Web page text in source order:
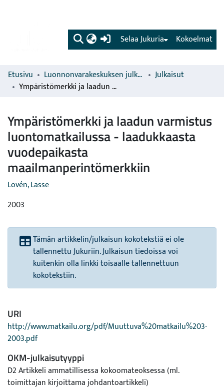
(current) Kokoelmat
Selaa Jukuria
Etusivu Luonnonvarakeskuksen julkaisut
Julkaisut
Ympäristömerkki ja laadun varmistus luontomatkailussa - laadukkaasta vuodepaikasta maailmanperintömerkkiin
Ympäristömerkki ja laadun varmistus
luontomatkailussa - laadukkaasta
vuodepaikasta
maailmanperintömerkkiin
Lovén, Lasse
2003
Tämän artikkelin/julkaisun kokotekstiä ei ole
tallennettu Jukuriin. Julkaisun tiedoissa voi
kuitenkin olla linkki toisaalle tallennettuun
kokotekstiin.
URI
http://www.matkailu.org/pdf/Muuttuva%20matkailu%203-
2003.pdf
OKM-julkaisutyyppi
D2 Artikkeli ammatillisessa kokoomateoksessa (ml.
toimittajan kirjoittama johdantoartikkeli)